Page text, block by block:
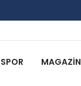
SPOR MAGAZIN